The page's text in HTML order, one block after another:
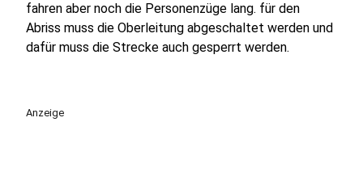
fahren aber noch die Personenzüge lang. für den
Abriss muss die Oberleitung abgeschaltet werden und
dafür muss die Strecke auch gesperrt werden.
Anzeige